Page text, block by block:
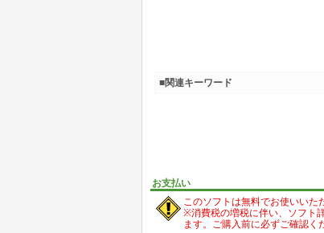
お支払い
このソフトは無料でお使いいた
※消費税の増税に伴い、ソフト
ます。ご購入前に必ずご確認く
■関連キーワード